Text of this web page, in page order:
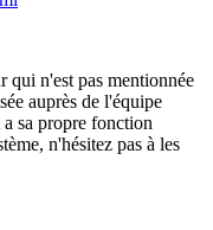
qui n'est pas mentionnée
auprès de l'équipe
sa propre fonction
n'hésitez pas à les